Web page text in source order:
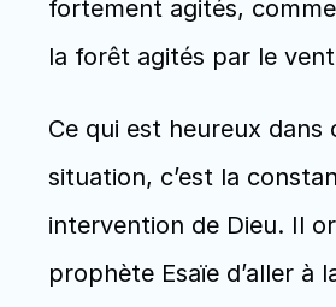
fortement agités,
la forêt agités par le
Ce qui est heureux dans
situation, c’est la
intervention de Dieu. Il
prophète Esaïe d’aller à